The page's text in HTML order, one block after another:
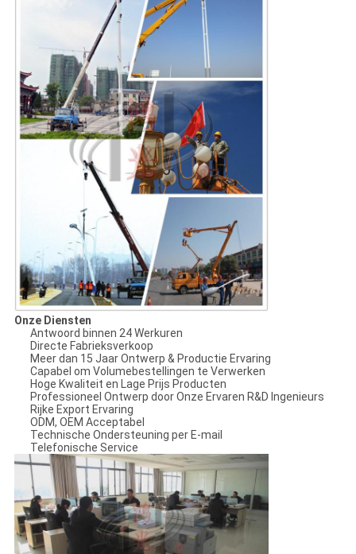
Onze Diensten
Antwoord binnen 24 Werkuren
Directe Fabrieksverkoop
Meer dan 15 Jaar Ontwerp & Productie Ervaring
Capabel om Volumebestellingen te Verwerken
Hoge Kwaliteit en Lage Prijs Producten
Professioneel Ontwerp door Onze Ervaren R&D Ingenieurs
Rijke Export Ervaring
ODM, OEM Acceptabel
Technische Ondersteuning per E-mail
Telefonische Service